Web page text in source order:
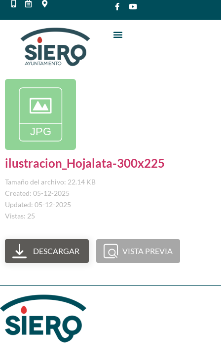
ilustracion_Hojalata-300x225
Tamaño del archivo: 22.14 KB
Created: 05-12-2025
Updated: 05-12-2025
Vistas: 25
DESCARGAR VISTA PREVIA